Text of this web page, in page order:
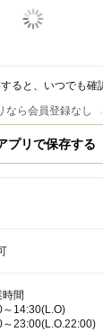
ると、いつでも確
なら会員登録なし
プリで保存する
間
～14:30(L.O)
～23:00(L.O.22:00)